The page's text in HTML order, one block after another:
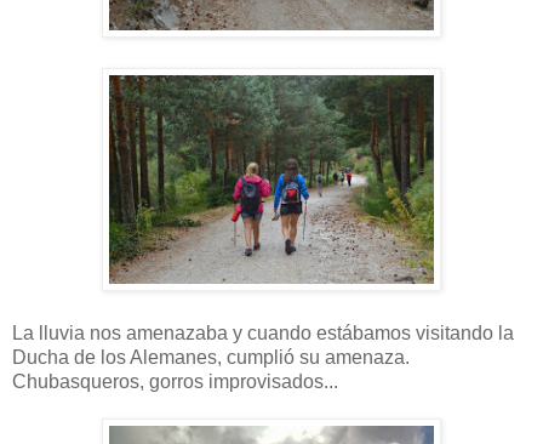
La lluvia nos amenazaba y cuando estábamos visitando la
Ducha de los Alemanes, cumplió su amenaza.
Chubasqueros, gorros improvisados...